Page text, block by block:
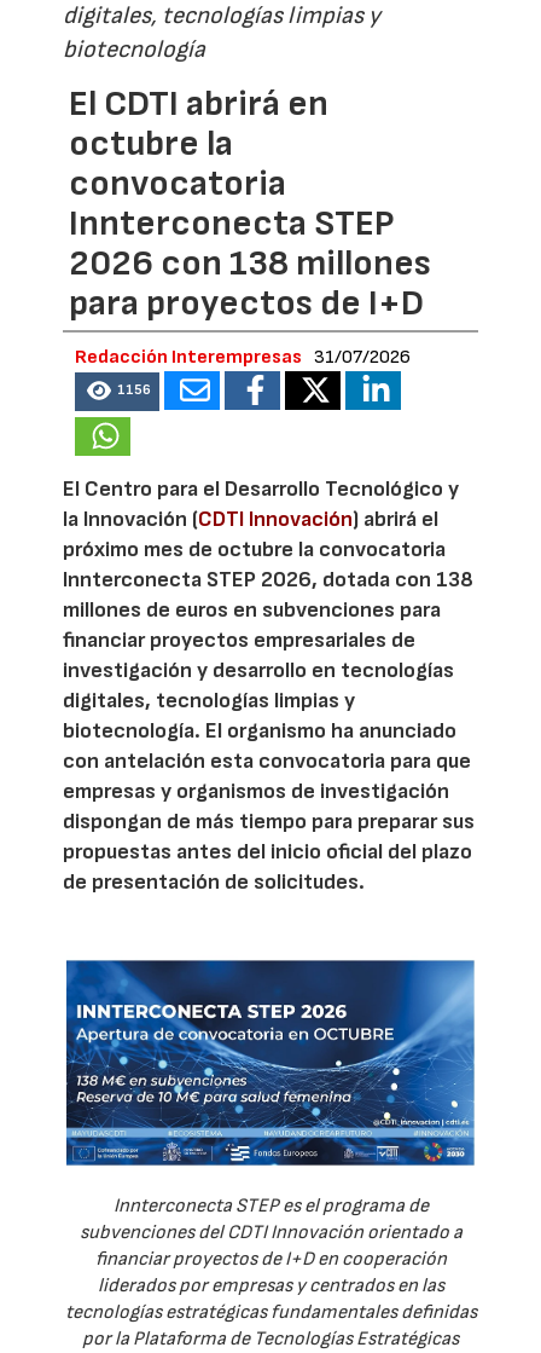
digitales, tecnologías limpias y
biotecnología
El CDTI abrirá en
octubre la
convocatoria
Innterconecta STEP
2026 con 138 millones
para proyectos de I+D
Redacción Interempresas 31/07/2026
1156
El Centro para el Desarrollo Tecnológico y
la Innovación (CDTI Innovación) abrirá el
próximo mes de octubre la convocatoria
Innterconecta STEP 2026, dotada con 138
millones de euros en subvenciones para
financiar proyectos empresariales de
investigación y desarrollo en tecnologías
digitales, tecnologías limpias y
biotecnología. El organismo ha anunciado
con antelación esta convocatoria para que
empresas y organismos de investigación
dispongan de más tiempo para preparar sus
propuestas antes del inicio oficial del plazo
de presentación de solicitudes.
Innterconecta STEP es el programa de
subvenciones del CDTI Innovación orientado a
financiar proyectos de I+D en cooperación
liderados por empresas y centrados en las
tecnologías estratégicas fundamentales definidas
por la Plataforma de Tecnologías Estratégicas